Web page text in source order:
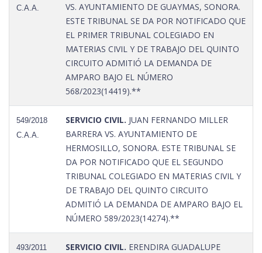
C.A.A.
VS. AYUNTAMIENTO DE GUAYMAS, SONORA.
ESTE TRIBUNAL SE DA POR NOTIFICADO QUE
EL PRIMER TRIBUNAL COLEGIADO EN
MATERIAS CIVIL Y DE TRABAJO DEL QUINTO
CIRCUITO ADMITIÓ LA DEMANDA DE
AMPARO BAJO EL NÚMERO
568/2023(14419).**
549/2018
C.A.A.
SERVICIO CIVIL. JUAN FERNANDO MILLER
BARRERA VS. AYUNTAMIENTO DE
HERMOSILLO, SONORA. ESTE TRIBUNAL SE
DA POR NOTIFICADO QUE EL SEGUNDO
TRIBUNAL COLEGIADO EN MATERIAS CIVIL Y
DE TRABAJO DEL QUINTO CIRCUITO
ADMITIÓ LA DEMANDA DE AMPARO BAJO EL
NÚMERO 589/2023(14274).**
493/2011
SERVICIO CIVIL. ERENDIRA GUADALUPE